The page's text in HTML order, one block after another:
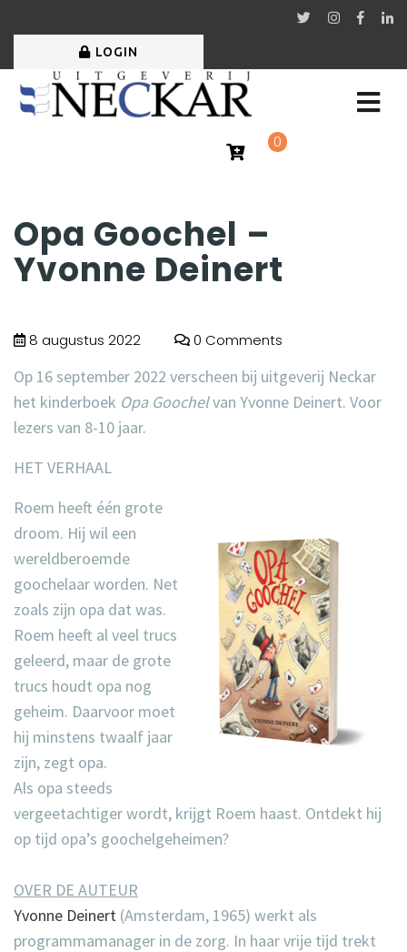
LOGIN
0
Opa Goochel –
Yvonne Deinert
8 augustus 2022 0 Comments
Op 16 september 2022 verscheen bij uitgeverij Neckar
het kinderboek Opa Goochelvan Yvonne Deinert. Voor
lezers van 8-10 jaar.
HET VERHAAL
Roem heeft één grote
droom. Hij wil een
wereldberoemde
goochelaar worden. Net
zoals zijn opa dat was.
Roem heeft al veel trucs
geleerd, maar de grote
trucs houdt opa nog
geheim. Daarvoor moet
hij minstens twaalf jaar
zijn, zegt opa.
Als opa steeds
vergeetachtiger wordt, krijgt Roem haast. Ontdekt hij
op tijd opa’s goochelgeheimen?
OVER DE AUTEUR
Yvonne Deinert (Amsterdam, 1965) werkt als
programmamanager in de zorg. In haar vrije tijd trekt